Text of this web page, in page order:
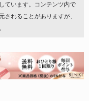
ています。コンテンツ内で
されることがありますが、